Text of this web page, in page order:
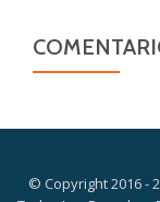
© Copyright 2016 -